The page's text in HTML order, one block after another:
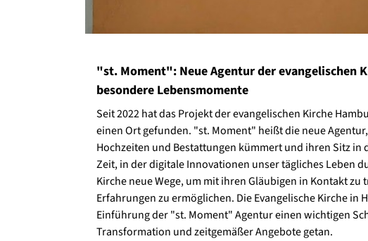
"st. Moment": Neue Agentur der evangelischen
besondere Lebensmomente
Seit 2022 hat das Projekt der evangelischen Kirche
einen Ort gefunden. "st. Moment" heißt die neue
Hochzeiten und Bestattungen kümmert und ihren Sitz in
Zeit, in der digitale Innovationen unser tägliches Leben
Kirche neue Wege, um mit ihren Gläubigen in Kontakt
Erfahrungen zu ermöglichen. Die Evangelische Kirche in
Einführung der "st. Moment" Agentur einen wichtigen
Transformation und zeitgemäßer Angebote getan.